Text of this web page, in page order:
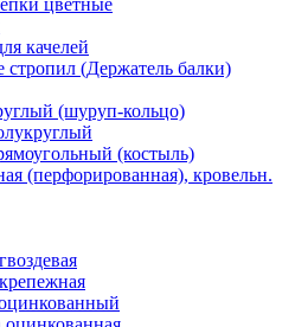
цветные
качелей
стропил (Держатель балки)
(шуруп-кольцо)
(костыль)
(перфорированная), кровельн.